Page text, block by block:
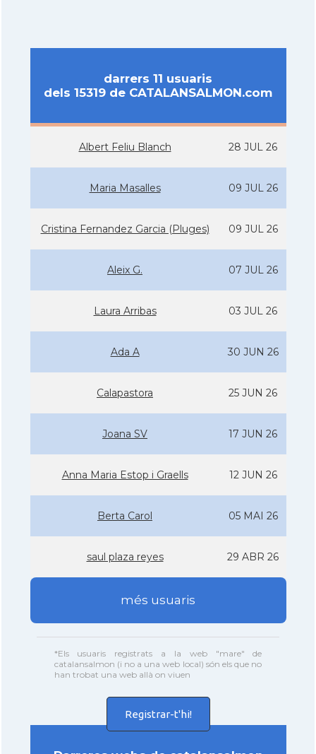
darrers 11 usuaris
dels 15319 de CATALANSALMON.com
Albert Feliu Blanch 28 JUL 26
Maria Masalles 09 JUL 26
Cristina Fernandez Garcia (Pluges) 09 JUL 26
Aleix G. 07 JUL 26
Laura Arribas 03 JUL 26
Ada A 30 JUN 26
Calapastora 25 JUN 26
Joana SV 17 JUN 26
Anna Maria Estop i Graells 12 JUN 26
Berta Carol 05 MAI 26
saul plaza reyes 29 ABR 26
més usuaris
*Els usuaris registrats a la web "mare" de
catalansalmon (i no a una web local) són els que no
han trobat una web allà on viuen
Registrar-t'hi!